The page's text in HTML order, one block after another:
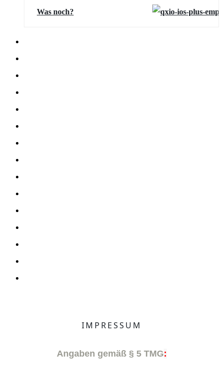
Was noch?
IMPRESSUM
Angaben gemäß § 5 TMG: